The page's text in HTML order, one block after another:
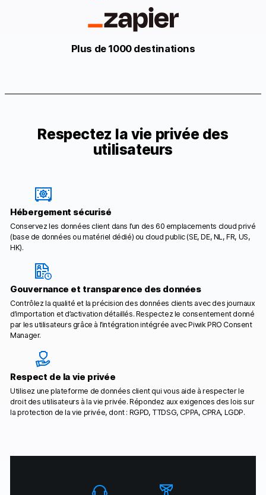
Plus de 1000 destinations
Respectez la vie privée des
utilisateurs
Hébergement sécurisé
Conservez les données client dans l’un des 60 emplacements cloud privé
(base de données ou matériel dédié) ou cloud public (SE, DE, NL, FR, US,
HK).
Gouvernance et transparence des données
Contrôlez la qualité et la précision des données clients avec des journaux
d’importation et d’activation détaillés. Respectez le consentement donné
par les utilisateurs grâce à l’intégration intégrée avec Piwik PRO Consent
Manager.
Respect de la vie privée
Utilisez une plateforme de données client qui vous aide à respecter le
droit des utilisateurs à la vie privée. Répondez aux exigences des lois sur
la protection de la vie privée, dont : RGPD, TTDSG, CPPA, CPRA, LGDP.